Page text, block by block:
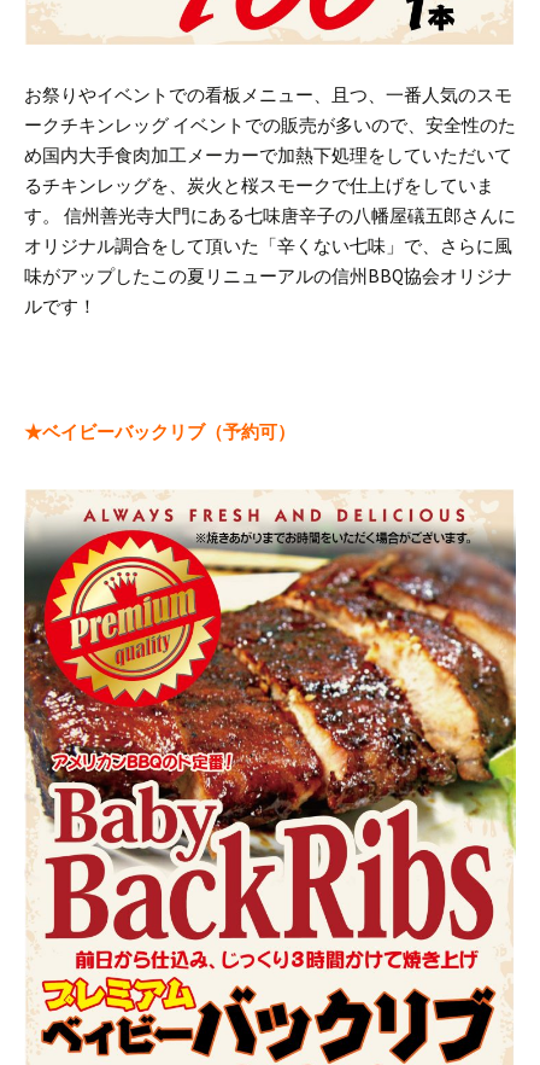
お祭りやイベントでの看板メニュー、且つ、一番人気のスモ
ークチキンレッグ イベントでの販売が多いので、安全性のた
め国内大手食肉加工メーカーで加熱下処理をしていただいて
るチキンレッグを、炭火と桜スモークで仕上げをしていま
す。
信州善光寺大門にある七味唐辛子の八幡屋礒五郎さんに
オリジナル調合をして頂いた「辛くない七味」で、さらに風
味がアップしたこの夏リニューアルの信州BBQ協会オリジナ
ルです！
★ベイビーバックリブ（予約可）